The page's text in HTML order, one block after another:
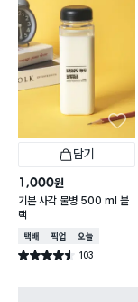
담기
1,000원
기본 사각 물병 500 ml 블
랙
택배배송매장픽업오늘배송
별점 4.5점 103
건 작성